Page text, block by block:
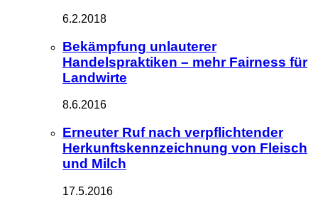
6.2.2018
Bekämpfung unlauterer
Handelspraktiken – mehr Fairness für
Landwirte
8.6.2016
Erneuter Ruf nach verpflichtender
Herkunftskennzeichnung von Fleisch
und Milch
17.5.2016